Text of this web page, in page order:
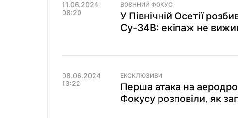
11.06.2024
08:20
ВОЄННИЙ ФОКУС
У Північній Осетії
Су-34В: екіпаж не
08.06.2024
13:22
ЕКСКЛЮЗИВИ
Перша атака на
Фокусу розповіли, як